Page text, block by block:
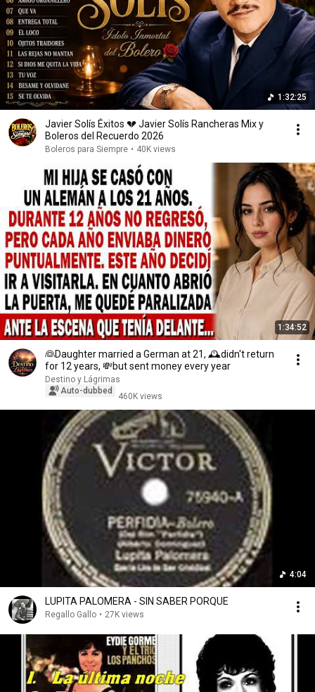
1:32:25
Javier Solís Éxitos 💔 Javier Solís Rancheras Mix y
Boleros del Recuerdo 2026
Boleros para Siempre • 40K views
1:34:52
👰Daughter married a German at 21, 🕰️didn't return
for 12 years, 💸but sent money every year
Destino y Lágrimas
Auto-dubbed
460K views
4:04
LUPITA PALOMERA - SIN SABER PORQUE
Regallo Gallo • 27K views